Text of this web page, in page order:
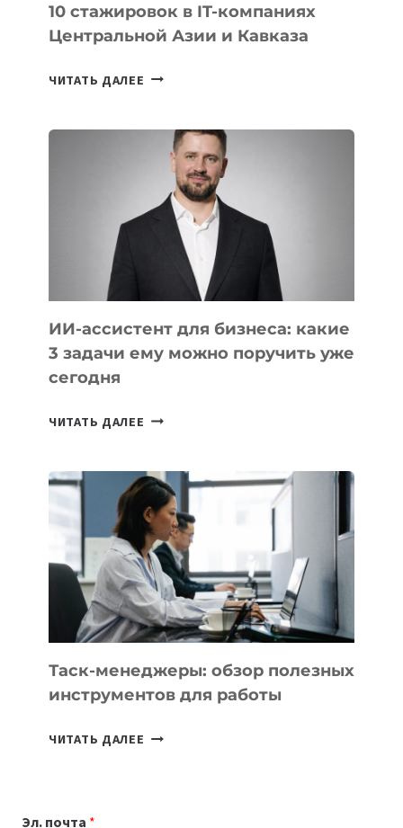
10 стажировок в IT-компаниях
Центральной Азии и Кавказа
ЧИТАТЬ ДАЛЕЕ 10
КОМПАНИЯХ
ЦЕНТРАЛЬНОЙ
АЗИИ
КАВКАЗА
ИИ-ассистент для бизнеса: какие
3 задачи ему можно поручить уже
сегодня
ЧИТАТЬ ДАЛЕЕ ИИ-
БИЗНЕСА:
КАКИЕ
3
ЗАДАЧИ
ЕМУ
МОЖНО
ПОРУЧИТЬ
УЖЕ
СЕГОДНЯ
Таск-менеджеры: обзор полезных
инструментов для работы
ЧИТАТЬ ДАЛЕЕ ТАСК-
Эл. почта *